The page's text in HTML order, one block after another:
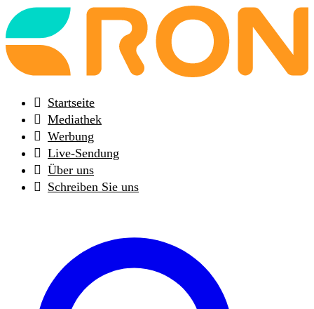
Back
to
frontpage
Startseite
Mediathek
Werbung
Live-Sendung
Über uns
Schreiben Sie uns